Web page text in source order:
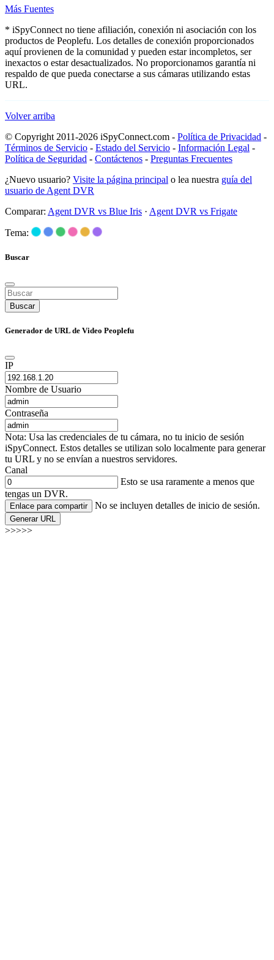
Más Fuentes
* iSpyConnect no tiene afiliación, conexión ni asociación con los
productos de Peoplefu. Los detalles de conexión proporcionados
aquí provienen de la comunidad y pueden estar incompletos, ser
inexactos o estar desactualizados. No proporcionamos garantía ni
respaldo de que pueda conectarse a sus cámaras utilizando estas
URL.
Volver arriba
© Copyright 2011-2026 iSpyConnect.com - Política de Privacidad -
Términos de Servicio - Estado del Servicio - Información Legal -
Política de Seguridad - Contáctenos - Preguntas Frecuentes
¿Nuevo usuario? Visite la página principal o lea nuestra guía del
usuario de Agent DVR
Comparar: Agent DVR vs Blue Iris · Agent DVR vs Frigate
Tema:
Buscar
Buscar
Generador de URL de Video Peoplefu
IP
Nombre de Usuario
Contraseña
Nota: Usa las credenciales de tu cámara, no tu inicio de sesión
iSpyConnect. Estos detalles se utilizan solo localmente para generar
tu URL y no se envían a nuestros servidores.
Canal
Esto se usa raramente a menos que
tengas un DVR.
Enlace para compartir No se incluyen detalles de inicio de sesión.
Generar URL
>>>>>